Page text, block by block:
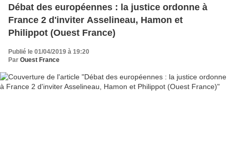
Débat des européennes : la justice ordonne à
France 2 d'inviter Asselineau, Hamon et
Philippot (Ouest France)
Publié le 01/04/2019 à 19:20
Par Ouest France